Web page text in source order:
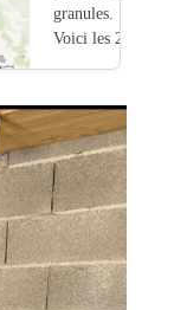
granules.
Voici les 20